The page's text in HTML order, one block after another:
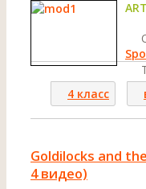
4 класс
Goldilocks and
4 видео)